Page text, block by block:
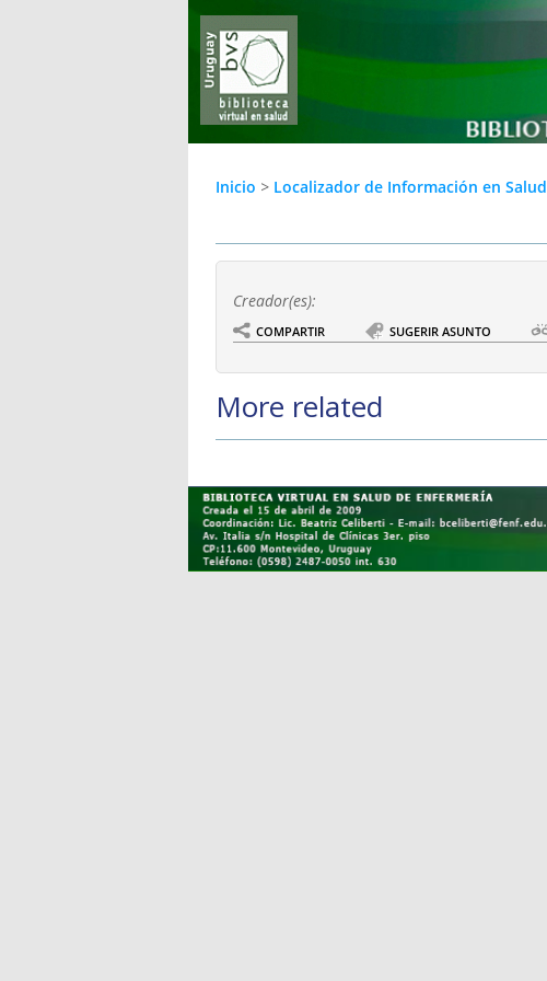
Inicio > Localizador de Información en Salud
Creador(es):
COMPARTIR SUGERIR ASUNTO
More related